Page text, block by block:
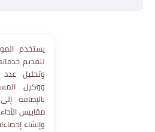
يستخدم
وتحليل عدد
مقاييس
وإنشاء